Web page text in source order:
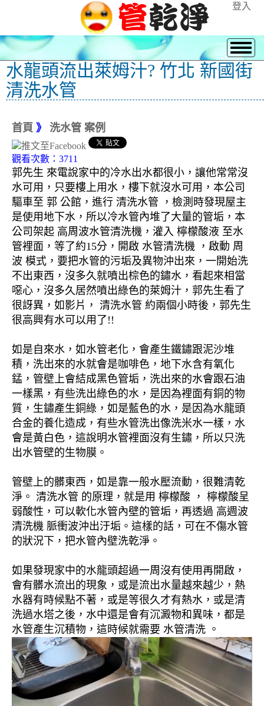
登入
水龍頭流出萊姆汁? 竹北 新國街
清洗水管
首頁 》 洗水管 案例
觀看次數：3711
郭先生 來電說家中的冷水出水都很小，讓他常常沒
水可用，只要樓上用水，樓下就沒水可用，本公司
驅車至 郭 公館，進行 清洗水管 ，檢測時發現屋主
是使用地下水，所以冷水管內堆了大量的管垢，本
公司架起 高周波水管清洗機，灌入 檸檬酸液 至水
管裡面，等了約15分，開啟 水管清洗機 ，啟動 周
波 模式，要把水管的污垢及異物沖出來，一開始洗
不出東西，沒多久就噴出棕色的鏽水，看起來相當
噁心，沒多久居然噴出綠色的萊姆汁，郭先生看了
很訝異，如影片， 清洗水管 約兩個小時後，郭先生
很高興有水可以用了!!
如是自來水，如水管老化，會產生鐵鏽跟泥沙堆
積，洗出來的水就會是咖啡色，地下水含有氧化
錳，管壁上會結成黑色管垢，洗出來的水會跟石油
一樣黑，有些洗出綠色的水，是因為裡面有銅的物
質，生鏽產生銅綠，如是藍色的水，是因為水龍頭
合金的養化造成，有些水管洗出像洗米水一樣，水
會是黃白色，這說明水管裡面沒有生鏽，所以只洗
出水管壁的生物膜。
管壁上的髒東西，如是靠一般水壓流動，很難清乾
淨。 清洗水管 的原理，就是用 檸檬酸 ， 檸檬酸呈
弱酸性，可以軟化水管內壁的管垢，再透過 高週波
清洗機 脈衝波沖出汙垢。這樣的話，可在不傷水管
的狀況下，把水管內壁洗乾淨。
如果發現家中的水龍頭超過一周沒有使用再開啟，
會有髒水流出的現象，或是流出水量越來越少，熱
水器有時候點不著，或是等很久才有熱水，或是清
洗過水塔之後，水中還是會有沉澱物和異味，都是
水管產生沉積物，這時候就需要 水管清洗 。